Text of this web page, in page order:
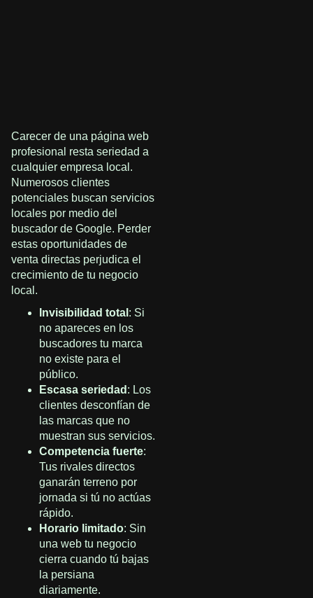
Carecer de una página web
profesional resta seriedad a
cualquier empresa local.
Numerosos clientes
potenciales buscan servicios
locales por medio del
buscador de Google. Perder
estas oportunidades de
venta directas perjudica el
crecimiento de tu negocio
local.
Invisibilidad total : Si
no apareces en los
buscadores tu marca
no existe para el
público.
Escasa seriedad : Los
clientes desconfían de
las marcas que no
muestran sus servicios.
Competencia fuerte:
Tus rivales directos
ganarán terreno por
jornada si tú no actúas
rápido.
Horario limitado: Sin
una web tu negocio
cierra cuando tú bajas
la persiana
diariamente.